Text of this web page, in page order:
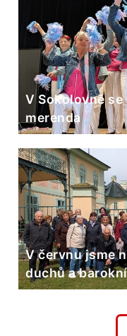
V Sokolovně
merenda
V červnu jsme
duchů a